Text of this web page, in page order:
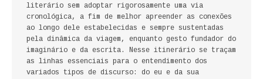
LITERATURA
BIOGRAFIA
FICÇÃO E ROMANCE
literário sem adoptar rigorosamente uma via
cronológica, a fim de melhor apreender as conexões
ao longo dele estabelecidas e sempre sustentadas
pela dinâmica da viagem, enquanto gesto fundador do
imaginário e da escrita. Nesse itinerário se traçam
as linhas essenciais para o entendimento dos
variados tipos de discurso: do eu e da sua